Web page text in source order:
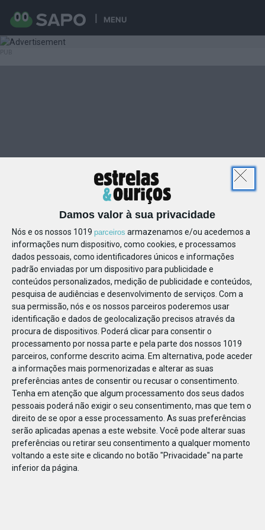
Damos valor à sua privacidade
Nós e os nossos 1019 parceiros armazenamos e/ou acedemos a
informações num dispositivo, como cookies, e processamos
dados pessoais, como identificadores únicos e informações
padrão enviadas por um dispositivo para publicidade e
conteúdos personalizados, medição de publicidade e conteúdos,
pesquisa de audiências e desenvolvimento de serviços. Com a
sua permissão, nós e os nossos parceiros poderemos usar
identificação e dados de geolocalização precisos através da
procura de dispositivos. Poderá clicar para consentir o
processamento por nossa parte e pela parte dos nossos 1019
parceiros, conforme descrito acima. Em alternativa, pode aceder
a informações mais pormenorizadas e alterar as suas
preferências antes de consentir ou recusar o consentimento.
Tenha em atenção que algum processamento dos seus dados
pessoais poderá não exigir o seu consentimento, mas que tem o
direito de se opor a esse processamento. As suas preferências
serão aplicadas apenas a este website. Você pode alterar suas
preferências ou retirar seu consentimento a qualquer momento
voltando a este site e clicando no botão "Privacidade" na parte
inferior da página.
MENU
823031450284160